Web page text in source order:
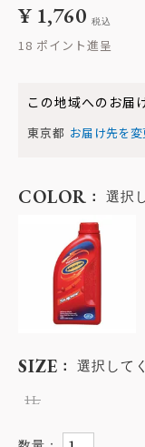
¥ 1,760 税込
18
この地域へのお届
東京都 お届け先を変
SIZE 選択して
1L
COLOR 選択